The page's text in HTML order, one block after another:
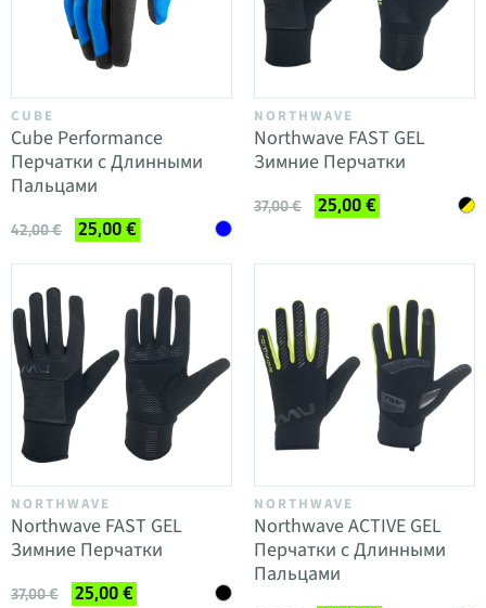
CUBE
Cube Performance
Перчатки с Длинными
Пальцами
42,00 € 25,00 €
NORTHWAVE
Northwave FAST GEL
Зимние Перчатки
37,00 € 25,00 €
NORTHWAVE
Northwave FAST GEL
Зимние Перчатки
37,00 € 25,00 €
NORTHWAVE
Northwave ACTIVE GEL
Перчатки с Длинными
Пальцами